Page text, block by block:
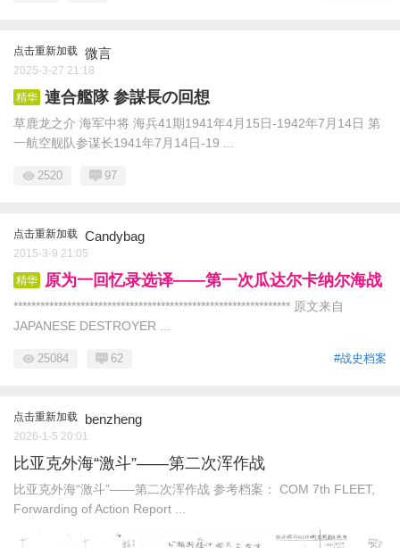
点击重新加载 微言
2025-3-27 21:18
精华 連合艦隊 参謀長の回想
草鹿龙之介 海军中将 海兵41期1941年4月15日-1942年7月14日 第
一航空舰队参谋长1941年7月14日-19 ...
2520 97
点击重新加载 Candybag
2015-3-9 21:05
精华 原为一回忆录选译——第一次瓜达尔卡纳尔海战
************************************************************** 原文来自
JAPANESE DESTROYER ...
#战史档案
25084 62
点击重新加载 benzheng
2026-1-5 20:01
比亚克外海“激斗”——第二次浑作战
比亚克外海“激斗”——第二次浑作战 参考档案： COM 7th FLEET,
Forwarding of Action Report ...